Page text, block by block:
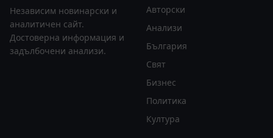
Независим новинарски и
аналитичен сайт.
Достоверна информация и
задълбочени анализи.
Авторски
Анализи
България
Свят
Бизнес
Политика
Култура